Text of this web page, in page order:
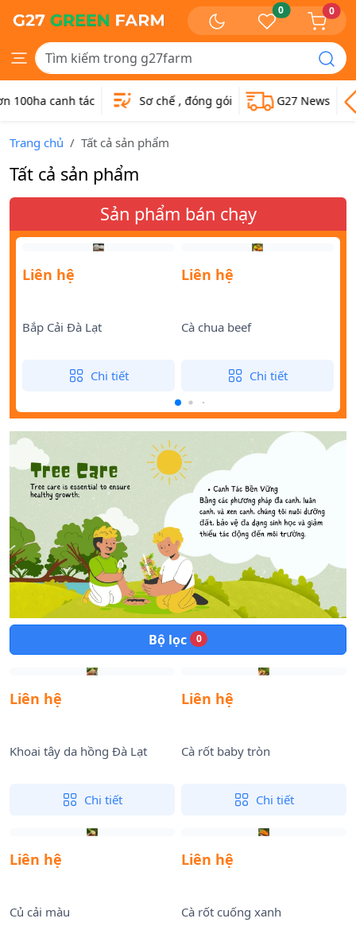
0 0
canh tác Sơ chế , đóng gói G27 News
Trang chủ Tất cả sản phẩm
Tất cả sản phẩm
Sản phẩm bán chạy
Liên hệ
Bắp Cải Đà Lạt
Chi tiết
Liên hệ
Cà chua beef
Chi tiết
Bộ lọc 0
Liên hệ
Khoai tây da hồng Đà Lạt
Chi tiết
Liên hệ
Cà rốt baby tròn
Chi tiết
Liên hệ
Củ cải màu
Liên hệ
Cà rốt cuống xanh